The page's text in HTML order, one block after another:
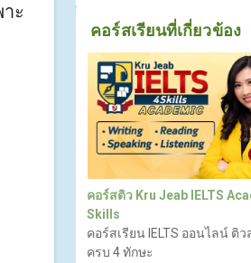
ะ
คอร์สเรียนที่เกี่ยวข้อง
คอร์สติว Kru Jeab IELTS
Skills
คอร์สเรียน IELTS ออนไลน์ ติว
ครบ 4 ทักษะ